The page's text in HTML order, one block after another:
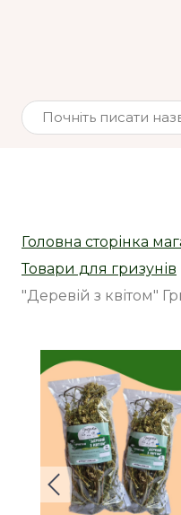
Головна сторінка
Товари для гризунів
"Деревій з квітом"